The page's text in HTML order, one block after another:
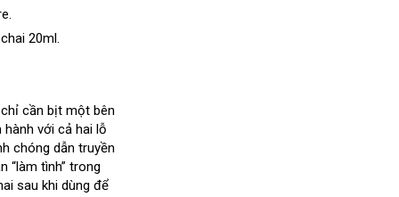
20ml.
cần bịt một bên
hành phân
phối
với cả hai lỗ
chóng dẫn truyền
“làm tình” trong
sau khi dùng nhận
để